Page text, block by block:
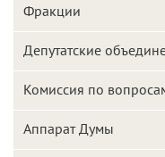
Фракции
Депутатские
Комиссия по
Аппарат Думы